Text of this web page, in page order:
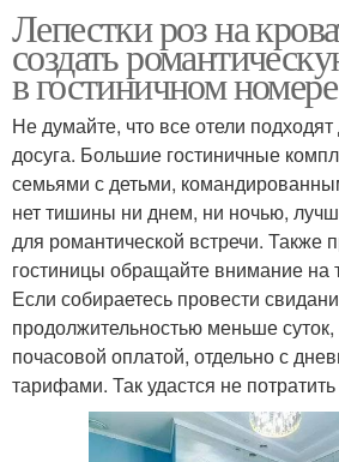
Лепестки роз на
создать
в гостиничном номере
Не думайте, что все отели
досуга. Большие гостиничные
семьями с детьми,
нет тишины ни днем, ни ночью,
для романтической встречи. Также
гостиницы обращайте внимание
Если собираетесь провести
продолжительностью меньше
почасовой оплатой, отдельно с
тарифами. Так удастся не